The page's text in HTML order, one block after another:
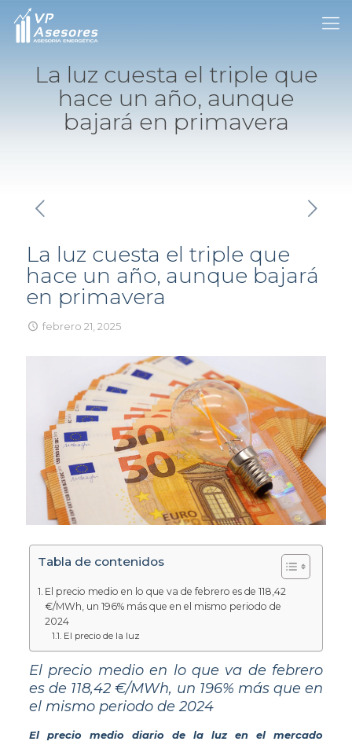
La luz cuesta el triple que
hace un año, aunque
bajará en primavera
La luz cuesta el triple que
hace un año, aunque bajará
en primavera
febrero 21, 2025
Tabla de contenidos
El precio medio en lo que va de febrero es de 118,42
€/MWh, un 196% más que en el mismo periodo de
2024
El precio de la luz
El precio medio en lo que va de febrero
es de 118,42 €/MWh, un 196% más que en
el mismo periodo de 2024
El precio medio diario de la luz en el mercado